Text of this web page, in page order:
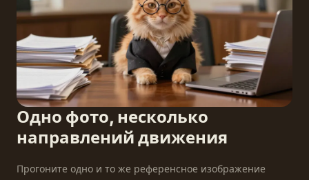
Одно фото, несколько
направлений движения
Прогоните одно и то же референсное изображение